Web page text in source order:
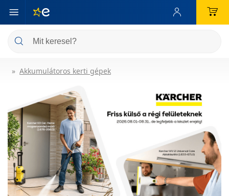
Akkumulátoros kerti gépek